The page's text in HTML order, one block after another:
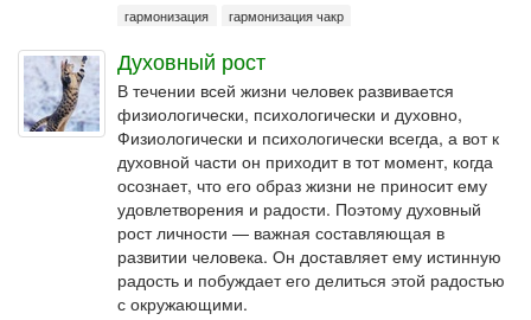
гармонизация гармонизация чакр
Духовный рост
В течении всей жизни человек развивается
физиологически, психологически и духовно,
Физиологически и психологически всегда, а вот к
духовной части он приходит в тот момент, когда
осознает, что его образ жизни не приносит ему
удовлетворения и радости. Поэтому духовный
рост личности — важная составляющая в
развитии человека. Он доставляет ему истинную
радость и побуждает его делиться этой радостью
с окружающими.